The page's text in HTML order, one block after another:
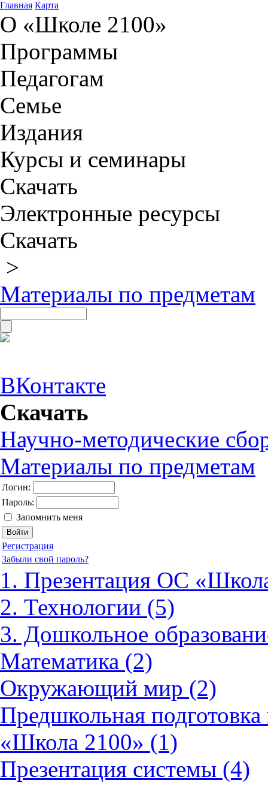
Главная Карта
О «Школе 2100»
Программы
Педагогам
Семье
Издания
Курсы и семинары
Скачать
Электронные ресурсы
Скачать
>
Материалы по предметам
ВКонтакте
Скачать
Научно-методические
Материалы по предметам
Логин:
Пароль:
Запомнить меня
Регистрация
Забыли свой пароль?
1. Презентация ОС
2. Технологии (5)
3. Дошкольное
Математика (2)
Окружающий мир (2)
Предшкольная
«Школа 2100» (1)
Презентация системы (4)